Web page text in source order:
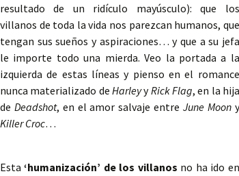
resultado de un ridículo mayúsculo): que los
villanos de toda la vida nos parezcan humanos, que
tengan sus sueños y aspiraciones… y que a su jefa
le importe todo una mierda. Veo la portada a la
izquierda de estas líneas y pienso en el romance
nunca materializado de HarleyyRick Flag, en la hija
de Deadshot, en el amor salvaje entreJune Moony
Killer Croc…
Esta‘humanización’ de los villanos no ha ido en